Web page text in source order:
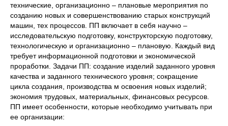
технические, организационно – плановые мероприятия по
созданию новых и совершенствованию старых конструкций
машин, тех процессов. ПП включает в себя научно –
исследовательскую подготовку, конструкторскую подготовку,
технологическую и организационно – плановую. Каждый вид
требует информационной подготовки и экономической
проработки. Задачи ПП: создание изделий заданного уровня
качества и заданного технического уровня; сокращение
цикла создания, производства м освоения новых изделий;
экономия трудовых, материальных, финансовых ресурсов.
ПП имеет особенности, которые необходимо учитывать при
ее организации: